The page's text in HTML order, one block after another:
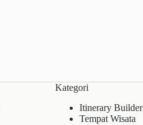
Kategori
Itinerary Builder
Tempat Wisata